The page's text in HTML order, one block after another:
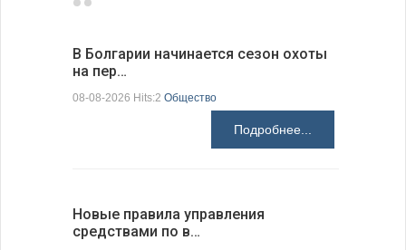
В Болгарии начинается сезон охоты
на пер…
08-08-2026 Hits:2 Общество
Подробнее...
Новые правила управления
средствами по в…